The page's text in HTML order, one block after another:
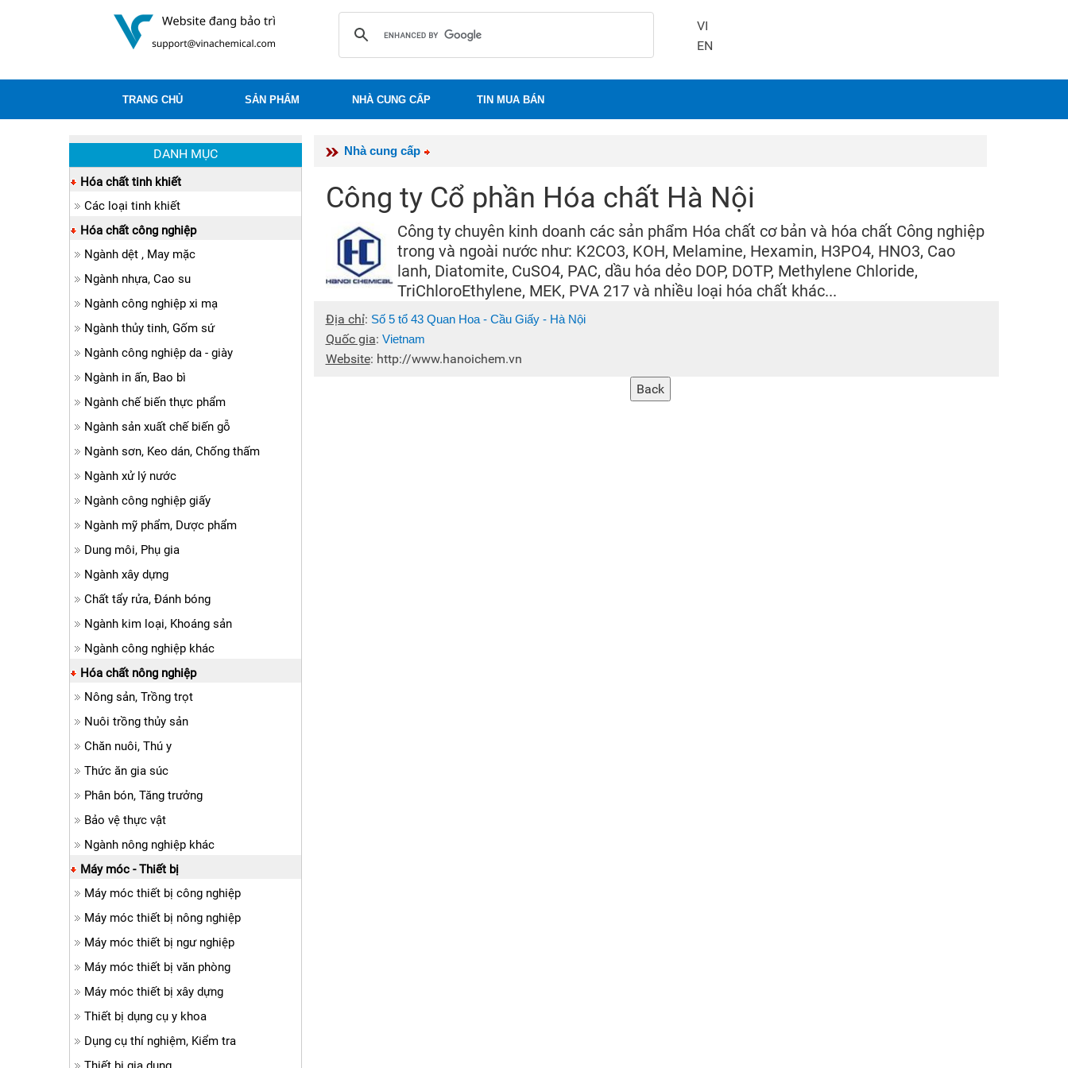
VI
EN
TRANG CHỦ SẢN PHẨM NHÀ CUNG CẤP TIN MUA BÁN
Nhà cung cấp
Công ty Cổ phần Hóa chất Hà Nội
Công ty chuyên kinh doanh các sản phẩm Hóa chất cơ bản và hóa chất Công nghiệp
trong và ngoài nước như: K2CO3, KOH, Melamine, Hexamin, H3PO4, HNO3, Cao
lanh, Diatomite, CuSO4, PAC, dầu hóa dẻo DOP, DOTP, Methylene Chloride,
TriChloroEthylene, MEK, PVA 217 và nhiều loại hóa chất khác...
Địa chỉ: Số 5 tổ 43 Quan Hoa - Cầu Giấy - Hà Nội
Quốc gia: Vietnam
Website: http://www.hanoichem.vn
DANH MỤC
Hóa chất tinh khiết
Các loại tinh khiết
Hóa chất công nghiệp
Ngành dệt , May mặc
Ngành nhựa, Cao su
Ngành công nghiệp xi mạ
Ngành thủy tinh, Gốm sứ
Ngành công nghiệp da - giày
Ngành in ấn, Bao bì
Ngành chế biến thực phẩm
Ngành sản xuất chế biến gỗ
Ngành sơn, Keo dán, Chống thấm
Ngành xử lý nước
Ngành công nghiệp giấy
Ngành mỹ phẩm, Dược phẩm
Dung môi, Phụ gia
Ngành xây dựng
Chất tẩy rửa, Đánh bóng
Ngành kim loại, Khoáng sản
Ngành công nghiệp khác
Hóa chất nông nghiệp
Nông sản, Trồng trọt
Nuôi trồng thủy sản
Chăn nuôi, Thú y
Thức ăn gia súc
Phân bón, Tăng trưởng
Bảo vệ thực vật
Ngành nông nghiệp khác
Máy móc - Thiết bị
Máy móc thiết bị công nghiệp
Máy móc thiết bị nông nghiệp
Máy móc thiết bị ngư nghiệp
Máy móc thiết bị văn phòng
Máy móc thiết bị xây dựng
Thiết bị dụng cụ y khoa
Dụng cụ thí nghiệm, Kiểm tra